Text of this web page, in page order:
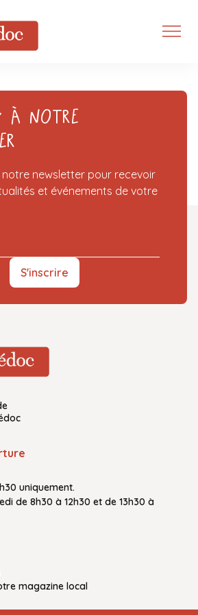
à notre
notre newsletter pour recevoir
et événements de votre
S'inscrire
uniquement.
de 8h30 à 12h30 et de 13h30 à
magazine local